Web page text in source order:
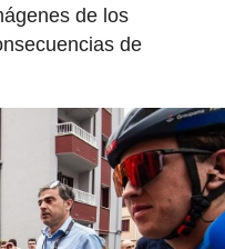
de los
de